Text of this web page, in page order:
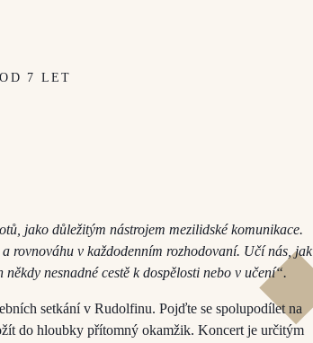
OD 7 LET
jako důležitým nástrojem mezilidské komunikace.
rovnováhu v každodenním rozhodovaní. Učí nás, jak
nesnadné cestě k dospělosti nebo v učení“.
setkání v Rudolfinu. Pojďte se spolupodílet na
do hloubky přítomný okamžik. Koncert je určitým